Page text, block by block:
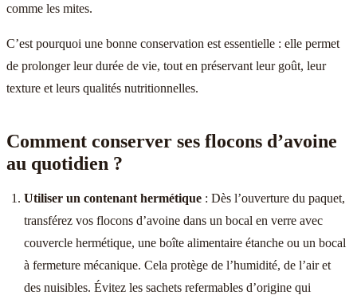
comme les mites.
C’est pourquoi une bonne conservation est essentielle : elle permet
de prolonger leur durée de vie, tout en préservant leur goût, leur
texture et leurs qualités nutritionnelles.
Comment conserver ses flocons d’avoine
au quotidien ?
Utiliser un contenant hermétique : Dès l’ouverture du paquet,
transférez vos flocons d’avoine dans un bocal en verre avec
couvercle hermétique, une boîte alimentaire étanche ou un bocal
à fermeture mécanique. Cela protège de l’humidité, de l’air et
des nuisibles. Évitez les sachets refermables d’origine qui